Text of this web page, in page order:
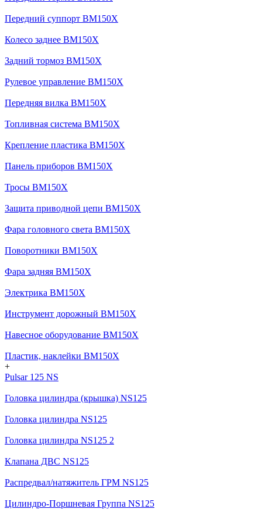
Передний суппорт BM150X
Колесо заднее BM150X
Задний тормоз BM150X
Рулевое управление BM150X
Передняя вилка BM150X
Топливная система BM150X
Крепление пластика BM150X
Панель приборов BM150X
Тросы BM150X
Защита приводной цепи BM150X
Фара головного света BM150X
Поворотники BM150X
Фара задняя BM150X
Электрика BM150X
Инструмент дорожный BM150X
Навесное оборудование BM150X
Пластик, наклейки BM150X
+
Pulsar 125 NS
Головка цилиндра (крышка) NS125
Головка цилиндра NS125
Головка цилиндра NS125 2
Клапана ДВС NS125
Распредвал/натяжитель ГРМ NS125
Цилиндро-Поршневая Группа NS125